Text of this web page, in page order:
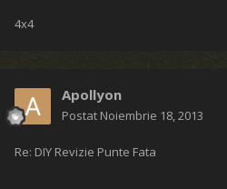
4x4
Apollyon
Postat Noiembrie 18, 2013
Re: DIY Revizie Punte Fata